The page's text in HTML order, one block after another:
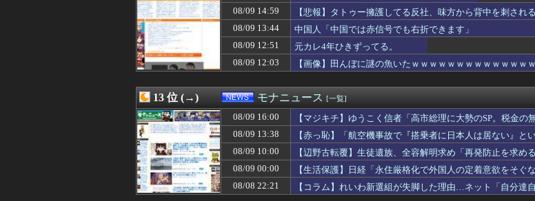
08/09 12:00
【謎】女「43億円注文して………キャンセルっと！」←こいつの目的
08/09 12:00
“高市総理の悲願”消費税1％表明も支持率初の6割切り…「賛成52％」の
08/09 12:00
「いいとも」出演者、中居正広さんの”裏側の部分”を暴露
08/09 12:00
【岡山】シャインマスカット200房（時価40万円相当）畑から盗んだ疑い
08/09 12:00
【為替】介入きた！
08/09 11:55
熊本地震、車中泊避難して留守の家からエアコン室外機盗む 警察に「室
08/09 11:40
中国系住民を同化させたタイとは正反対…ベトナムが非難されても｢華僑
08/09 11:40
新聞「被災地の熊本にミサイルを積んだ軍用機が居るのは危険！日本を
08/09 11:40
【悲報】週刊誌、好き放題書きまくる 高市早苗首相は新公用車の贅を尽
08/09 11:39
隅田川花火大会、中国SNSで無料観覧エリアの場所取り転売（1席約3500
08/09 11:33
公務員生活保護ケースワーカーだけど今日も元気に休日出勤
08/09 11:29
陸自の多用途ヘリUH-60後継は、三菱・シコルスキー共同開発に？！
08/09 11:29
夏のボーナス、一人あたり100万円を突破
08/09 11:20
『テコンダー朴』最新12巻まですべて「50％ポイント還元」セール！
08/09 11:20
【朝鮮日報】海外では人気なのに…韓国国内で消えゆくキンパ店
っか///」
08/09 14:59
【悲報】タトゥー擁護してる反社、味方から背中を刺される
08/09 13:44
中国人「中国では赤信号でも右折できます」
08/09 12:51
元カレ4年ひきずってる。
08/09 12:03
【画像】田んぼに謎の魚いたｗｗｗｗｗｗｗｗｗｗｗｗｗ
13 位 (→) モナニュース [一覧]
08/09 16:00
【マジキチ】ゆうこく信者「高市総理に大勢のSP。税金
「山上君が犯人だとまだ思っておられるのですか？」ドヤ
08/09 13:38
【赤っ恥】「航空機事故で『搭乗者に日本人は居ない』
も「自分が気に入らないと思った」とノーダメージアピール
08/09 10:00
【辺野古転覆】生徒遺族、全容解明求め「再発防止を求め
08/09 00:00
【生活保護】日経「永住厳格化で外国人の定着意欲をそ
おかしい」
08/08 22:21
【コラム】れいわ新選組が失脚した理由…ネット「自分